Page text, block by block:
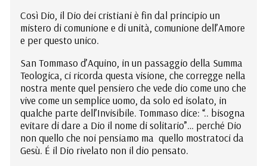
Così Dio, il Dio dei cristiani è fin dal principio un
mistero di comunione e di unità, comunione dell’Amore
e per questo unico.
San Tommaso d’Aquino, in un passaggio della Summa
Teologica, ci ricorda questa visione, che corregge nella
nostra mente quel pensiero che vede dio come uno che
vive come un semplice uomo, da solo ed isolato, in
qualche parte dell’Invisibile. Tommaso dice: “.. bisogna
evitare di dare a Dio il nome di solitario”… perché Dio
non quello che noi pensiamo ma quello mostratoci da
Gesù. É il Dio rivelato non il dio pensato.